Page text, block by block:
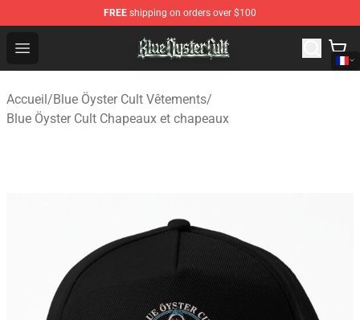
FREE shipping on orders over $100
Open menu
Blue Öyster Cult Store - Official Blue Öyster Cult
Accueil/Blue Öyster Cult Vêtements/
Blue Öyster Cult Chapeaux et chapeaux